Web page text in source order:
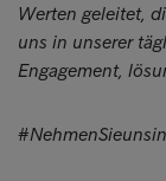
Werten geleitet,
uns in unserer
Engagement,